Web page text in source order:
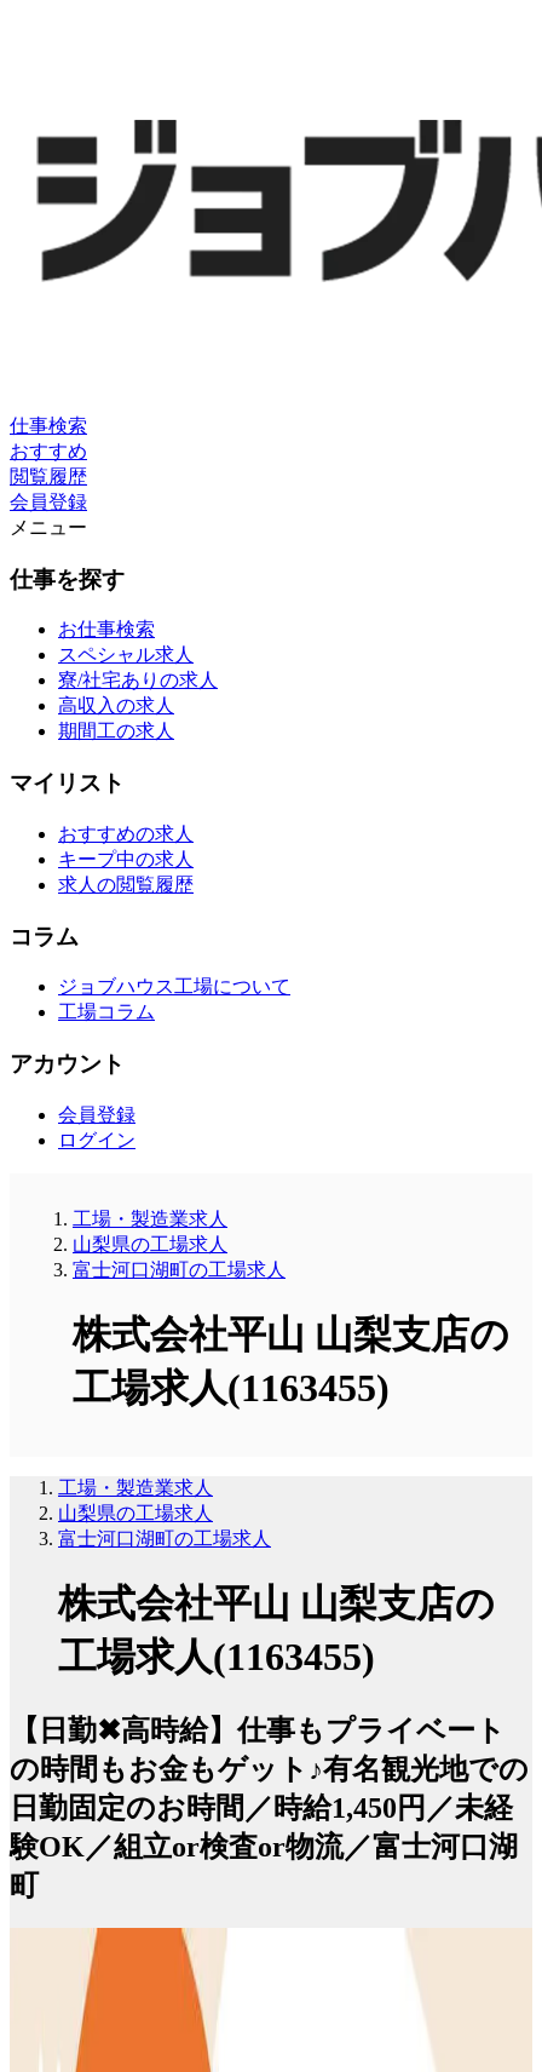
仕事検索
おすすめ
閲覧履歴
会員登録
メニュー
仕事を探す
お仕事検索
スペシャル求人
寮/社宅ありの求人
高収入の求人
期間工の求人
マイリスト
おすすめの求人
キープ中の求人
求人の閲覧履歴
コラム
ジョブハウス工場について
工場コラム
アカウント
会員登録
ログイン
工場・製造業求人
山梨県の工場求人
富士河口湖町の工場求人
株式会社平山 山梨支店の
工場求人(1163455)
工場・製造業求人
山梨県の工場求人
富士河口湖町の工場求人
株式会社平山 山梨支店の
工場求人(1163455)
【日勤✖高時給】仕事もプライベート
の時間もお金もゲット♪有名観光地での
日勤固定のお時間／時給1,450円／未経
験OK／組立or検査or物流／富士河口湖
町